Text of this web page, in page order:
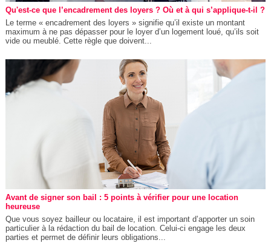
Qu'est-ce que l’encadrement des loyers ? Où et à qui s’applique-t-il ?
Le terme « encadrement des loyers » signifie qu’il existe un montant
maximum à ne pas dépasser pour le loyer d’un logement loué, qu’ils soit
vide ou meublé. Cette règle que doivent...
Avant de signer son bail : 5 points à vérifier pour une location
heureuse
Que vous soyez bailleur ou locataire, il est important d’apporter un soin
particulier à la rédaction du bail de location. Celui-ci engage les deux
parties et permet de définir leurs obligations...